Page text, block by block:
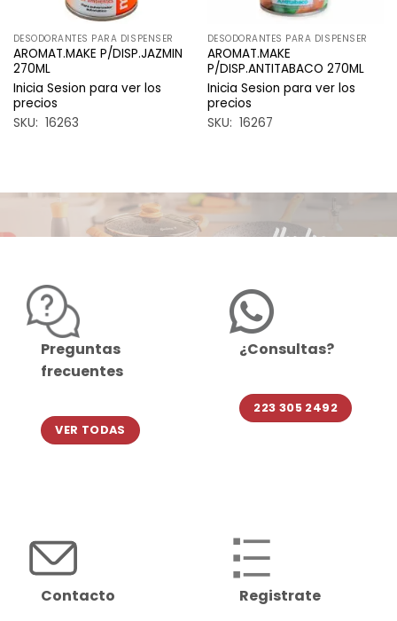
DESODORANTES PARA DISPENSER
AROMAT.MAKE P/DISP.JAZMIN
270ML
Inicia Sesion para ver los
precios
SKU: 16263
DESODORANTES PARA DISPENSER
AROMAT.MAKE
P/DISP.ANTITABACO 270ML
Inicia Sesion para ver los
precios
SKU: 16267
Preguntas
frecuentes
VER TODAS
¿Consultas?
223 305 2492
Contacto Registrate